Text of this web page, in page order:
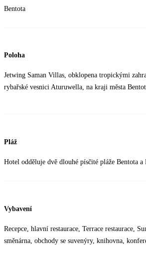
Bentota
Poloha
Jetwing Saman Villas, obklopena tropickými
rybařské vesnici Aturuwella, na kraji města
Pláž
Hotel odděluje dvě dlouhé písčité pláže Bentota a
Vybavení
Recepce, hlavní restaurace, Terrace restaurace,
směnárna, obchody se suvenýry, knihovna,